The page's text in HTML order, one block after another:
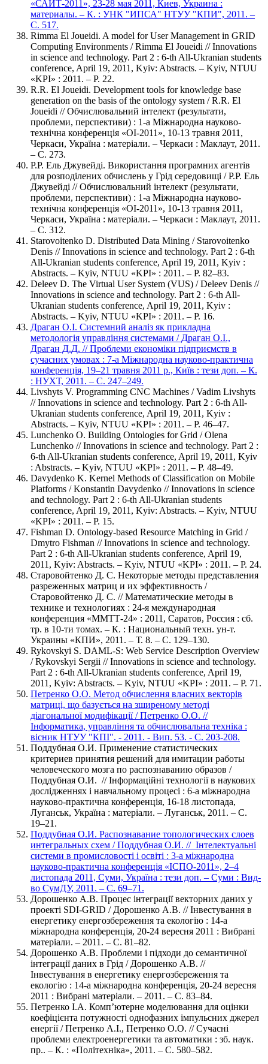
«САИТ-2011», 23-28 мая 2011, Киев, Украина :
материалы. – К. : УНК "ИПСА" НТУУ "КПИ", 2011. –
С. 517.
Rimma El Joueidi. A model for User Management in GRID
Computing Environments / Rimma El Joueidi // Innovations
in science and technology. Part 2 : 6-th All-Ukranian students
conference, April 19, 2011, Kyiv: Abstracts. – Kyiv, NTUU
«KPI» : 2011. – P. 22.
R.R. El Joueidi. Development tools for knowledge base
generation on the basis of the ontology system / R.R. El
Joueidi // Обчислювальний інтелект (результати,
проблеми, перспективи) : 1-а Міжнародна науково-
технічна конференція «ОІ-2011», 10-13 травня 2011,
Черкаси, Україна : матеріали. – Черкаси : Маклаут, 2011.
– С. 273.
Р.Р. Ель Джувейді. Використання програмних агентів
для розподілених обчислень у Грід середовищі / Р.Р. Ель
Джувейді // Обчислювальний інтелект (результати,
проблеми, перспективи) : 1-а Міжнародна науково-
технічна конференція «ОІ-2011», 10-13 травня 2011,
Черкаси, Україна : матеріали. – Черкаси : Маклаут, 2011.
– С. 312.
Starovoitenko D. Distributed Data Mining / Starovoitenko
Denis // Innovations in science and technology. Part 2 : 6-th
All-Ukranian students conference, April 19, 2011, Kyiv :
Abstracts. – Kyiv, NTUU «KPI» : 2011. – P. 82–83.
Deleev D. The Virtual User System (VUS) / Deleev Denis //
Innovations in science and technology. Part 2 : 6-th All-
Ukranian students conference, April 19, 2011, Kyiv :
Abstracts. – Kyiv, NTUU «KPI» : 2011. – P. 16.
Драган О.І. Системний аналіз як прикладна
методологія управління системами / Драган О.І.,
Драган Д.Д. // Проблеми економіки підприємств в
сучасних умовах : 7-а Міжнародна науково-практична
конференція, 19–21 травня 2011 р., Київ : тези доп. ­– К.
: НУХТ, 2011. – С. 247–249.
Livshyts V. Programming CNC Machines / Vadim Livshyts
// Innovations in science and technology. Part 2 : 6-th All-
Ukranian students conference, April 19, 2011, Kyiv :
Abstracts. – Kyiv, NTUU «KPI» : 2011. – P. 46–47.
Lunchenko O. Building Ontologies for Grid / Olena
Lunchenko // Innovations in science and technology. Part 2 :
6-th All-Ukranian students conference, April 19, 2011, Kyiv
: Abstracts. – Kyiv, NTUU «KPI» : 2011. – P. 48–49.
Davydenko K. Kernel Methods of Classification on Mobile
Platforms / Konstantin Davydenko // Innovations in science
and technology. Part 2 : 6-th All-Ukranian students
conference, April 19, 2011, Kyiv: Abstracts. – Kyiv, NTUU
«KPI» : 2011. – P. 15.
Fishman D. Ontology-based Resource Matching in Grid /
Dmytro Fishman // Innovations in science and technology.
Part 2 : 6-th All-Ukranian students conference, April 19,
2011, Kyiv: Abstracts. – Kyiv, NTUU «KPI» : 2011. – P. 24.
Старовойтенко Д. С. Некоторые методы представления
разреженных матриц и их эффективность /
Старовойтенко Д. С. // Математические методы в
технике и технологиях : 24-я международная
конференция «ММТТ-24» : 2011, Саратов, Россия : сб.
тр. в 10-ти томах. – К. : Национальный техн. ун-т.
Украины «КПИ», 2011. – Т. 8. – С. 129–130.
Rykovskyi S. DAML-S: Web Service Description Overview
/ Rykovskyi Sergii // Innovations in science and technology.
Part 2 : 6-th All-Ukranian students conference, April 19,
2011, Kyiv: Abstracts. – Kyiv, NTUU «KPI» : 2011. – P. 71.
Петренко О.О. Метод обчислення власних векторів
матриці, що базується на зширеному методі
діагональної модифікації / Петренко О.О. //
Інформатика, управління та обчислювальна техніка :
вісник НТУУ "КПІ". - 2011. - Вип. 53. - С. 203-208.
Поддубная О.И. Применение статистических
критериев принятия решений для имитации работы
человеческого мозга по распознаванию образов /
Поддубная О.И. // Інформаційні технології в наукових
дослідженнях і навчальному процесі : 6-а міжнародна
науково-практична конференція, 16-18 листопада,
Луганськ, Україна : матеріали. – Луганськ, 2011. – С.
19­–21.
Поддубная О.И. Распознавание топологических слоев
интегральных схем / Поддубная О.И. // Інтелектуальні
системи в промисловості і освіті : 3-а міжнародна
науково-практична конференція «ІСПО-2011», 2­–4
листопада 2011, Суми, Україна : тези доп. – Суми : Вид-
во СумДУ, 2011. – С. 69­–71.
Дорошенко А.В. Процес інтеграції векторних даних у
проекті SDI-GRID / Дорошенко А.В. // Інвестування в
енергетику енергозбереження та екологію : 14-а
міжнародна конференція, 20-24 вересня 2011 : Вибрані
матеріали. – 2011. – С. 81–82.
Дорошенко А.В. Проблеми і підходи до семантичної
інтеграції даних в Грід / Дорошенко А.В. //
Інвестування в енергетику енергозбереження та
екологію : 14-а міжнародна конференція, 20-24 вересня
2011 : Вибрані матеріали. – 2011. – С. 83–84.
Петренко І.А. Комп’ютерне моделювання для оцінки
коефіцієнта потужності однофазних імпульсних джерел
енергії / Петренко А.І., Петренко О.О. // Сучасні
проблеми електроенергетики та автоматики : зб. наук.
пр.. – К. : «Політехніка», 2011. – С. 580–582.